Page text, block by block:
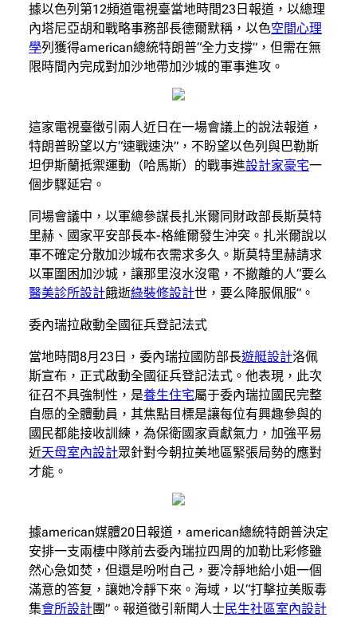
據以色列第12頻道電視臺當地時間23日報道，以總理
內塔尼亞胡和戰略事務部長德爾默稱，以色空間心理
學列獲得american總統特朗普“全力支撐”，但需在無
限時間內完成對加沙地帶加沙城的軍事進攻。
這家電視臺徵引兩人近日在一場會議上的說法報道，
特朗普盼望以方“速戰速決”，不盼望以色列與巴勒斯
坦伊斯蘭抵禦運動（哈馬斯）的戰事進設計家豪宅一
個步驟延宕。
同場會議中，以軍總參謀長扎米爾同財政部長斯莫特
里赫、國家平安部長本-格維爾發生沖突。扎米爾說以
軍不確定分散加沙城布衣需求多久。斯莫特里赫請求
以軍圍困加沙城，讓那里沒水沒電，不撤離的人“要么
醫美診所設計餓逝綠裝修設計世，要么降服佩服”。
委內瑞拉啟動全國征兵登記法式
當地時間8月23日，委內瑞拉國防部長遊艇設計洛佩
斯宣布，正式啟動全國征兵登記法式。他表現，此次
征召不具強制性，是養生住宅屬于委內瑞拉國民完整
自愿的全體動員，其焦點目標是讓每位有興趣參與的
國民都能接收訓練，為保衛國家貢獻氣力，加強平易
近天母室內設計眾針對今朝拉美地區緊張局勢的應對
才能。
據american媒體20日報道，american總統特朗普決定
安排一支兩棲中隊前去委內瑞拉四周的加勒比彩修雖
然心急如焚，但還是吩咐自己，要冷靜地給小姐一個
滿意的答复，讓她冷靜下來。海域，以“打擊拉美販毒
集會所設計團”。報道徵引新聞人士民生社區室內設計